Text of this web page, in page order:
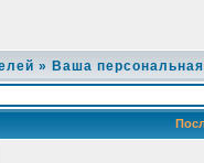
» Ваша